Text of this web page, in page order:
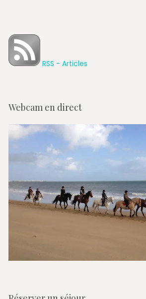
RSS - Articles
Webcam en direct